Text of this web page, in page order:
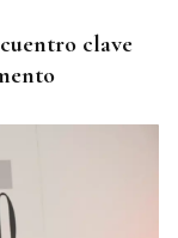
clave